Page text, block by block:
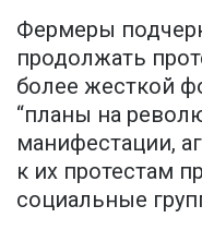
Фермеры
продолжать
более жесткой
“планы на
манифестации,
к их протестам
социальные